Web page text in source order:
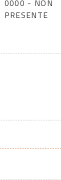
0000 - NON
PRESENTE